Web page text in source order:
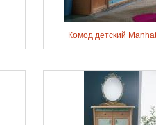
Комод детский